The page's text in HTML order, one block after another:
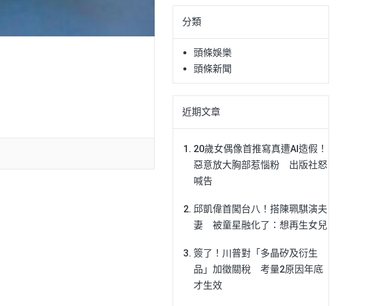
字:分類
頭條娛樂
頭條新聞
近期文章
20歲女偶像首推寫真遭AI造假！
惡意放大胸部惹惱粉 出版社怒
喊告
邱凱偉首闖台八！搭陳珮騏演夫
妻 被童星融化了：想再生女兒
簽了！川普對「多晶矽及衍生
品」加徵關稅 考量2原因年底
才生效